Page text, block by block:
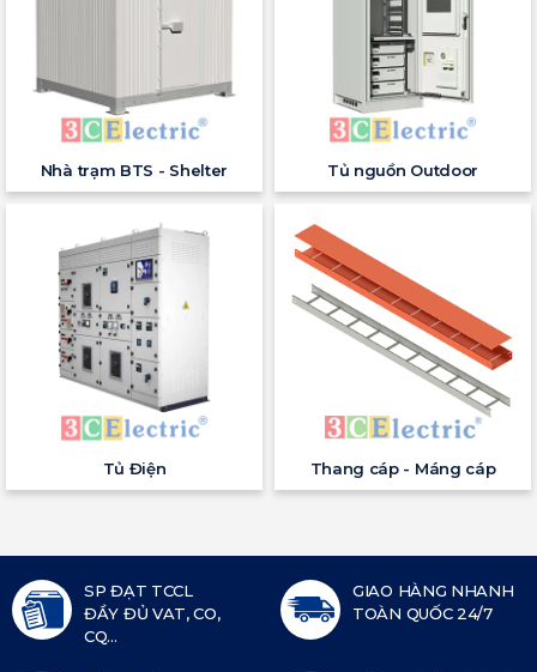
Nhà trạm BTS - Shelter Tủ nguồn Outdoor
Tủ Điện Thang cáp - Máng cáp
SP ĐẠT TCCL
ĐẦY ĐỦ VAT, CO,
CQ...
GIAO HÀNG NHANH
TOÀN QUỐC 24/7